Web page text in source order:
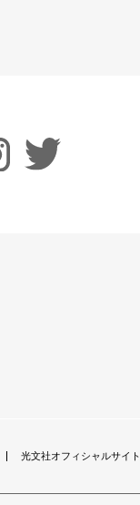
光文社オフィシャルサイト